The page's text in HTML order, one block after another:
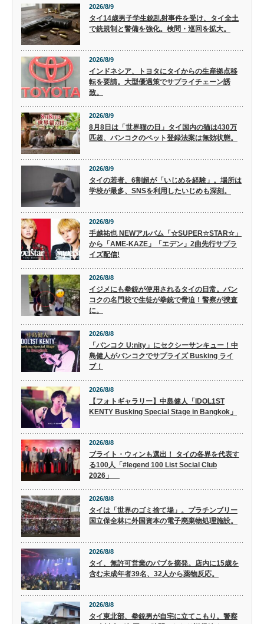
2026/8/9
タイ14歳男子学生銃乱射事件を受け、タイ全土
で銃規制と警備を強化。検問・巡回を拡大。
2026/8/9
インドネシア、トヨタにタイからの生産拠点移
転を要請。大型優遇策でサプライチェーン誘
致。
2026/8/9
8月8日は「世界猫の日」タイ国内の猫は430万
匹超、バンコクのペット登録法案は無効状態。
2026/8/9
タイの若者、6割超が「いじめを経験」。場所は
学校が最多、SNSを利用したいじめも深刻。
2026/8/9
手越祐也 NEWアルバム「☆SUPER☆STAR☆」
から「AME-KAZE」「エデン」2曲先行サプラ
イズ配信!
2026/8/8
イジメにも拳銃が使用されるタイの日常。バン
コクの名門校で生徒が拳銃で脅迫！警察が捜査
に。
2026/8/8
「バンコク U:nity」にセクシーサンキュー！中
島健人がバンコクでサプライズ Busking ライ
ブ！
2026/8/8
【フォトギャラリー】中島健人「IDOL1ST
KENTY Busking Special Stage in Bangkok」
2026/8/8
ブライト・ウィンも選出！ タイの各界を代表す
る100人「#legend 100 List Social Club
2026」
2026/8/8
タイは「世界のゴミ捨て場」。プラチンブリー
国立保全林に外国資本の電子廃棄物処理施設。
2026/8/8
タイ、無許可営業のパブを摘発。店内に15歳を
含む未成年者39名、32人から薬物反応。
2026/8/8
タイ東北部、拳銃男が自宅に立てこもり。警察